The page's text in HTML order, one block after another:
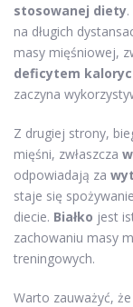
stosowanej diety
na długich
masy mięśniowej,
deficytem
zaczyna
Z drugiej strony,
mięśni, zwłaszcza
odpowiadają za
staje się
diecie. Białko jest
zachowaniu masy
treningowych.
Warto zauważyć,